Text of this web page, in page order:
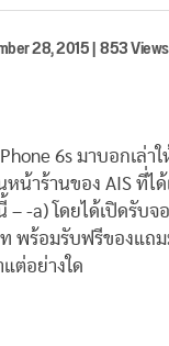
28, 2015|853 Views
6s มาบอกเล่า
น้าร้านของ AIS ที่ไ
-a) โดยได้เปิดรับ
ท พร้อมรับฟรีของแถ
ต่อย่างใด